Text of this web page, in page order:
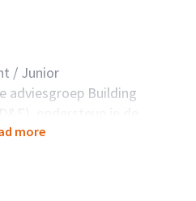
/ Junior
adviesgroep Building
ondersteun je de
van een project. Je zorgt er
more